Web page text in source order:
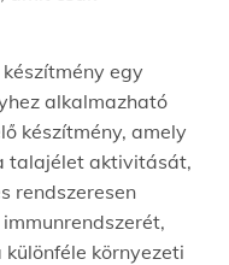
egy
alkalmazható
készítmény, amely
talajélet aktivitását,
rendszeresen
környezeti